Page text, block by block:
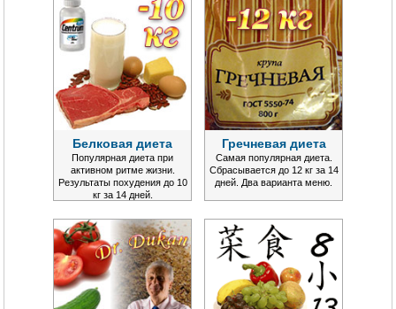
Белковая диета
Популярная диета при
активном ритме жизни.
Результаты похудения до 10
кг за 14 дней.
Гречневая диета
Самая популярная диета.
Сбрасывается до 12 кг за 14
дней. Два варианта меню.